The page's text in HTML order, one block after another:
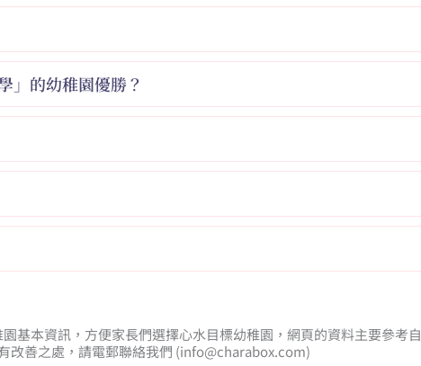
」的幼稚園優勝？
基本資訊，方便家長們選擇心水目標幼稚園，網頁的資料主要參考自
改善之處，請電郵聯絡我們 (info@charabox.com)